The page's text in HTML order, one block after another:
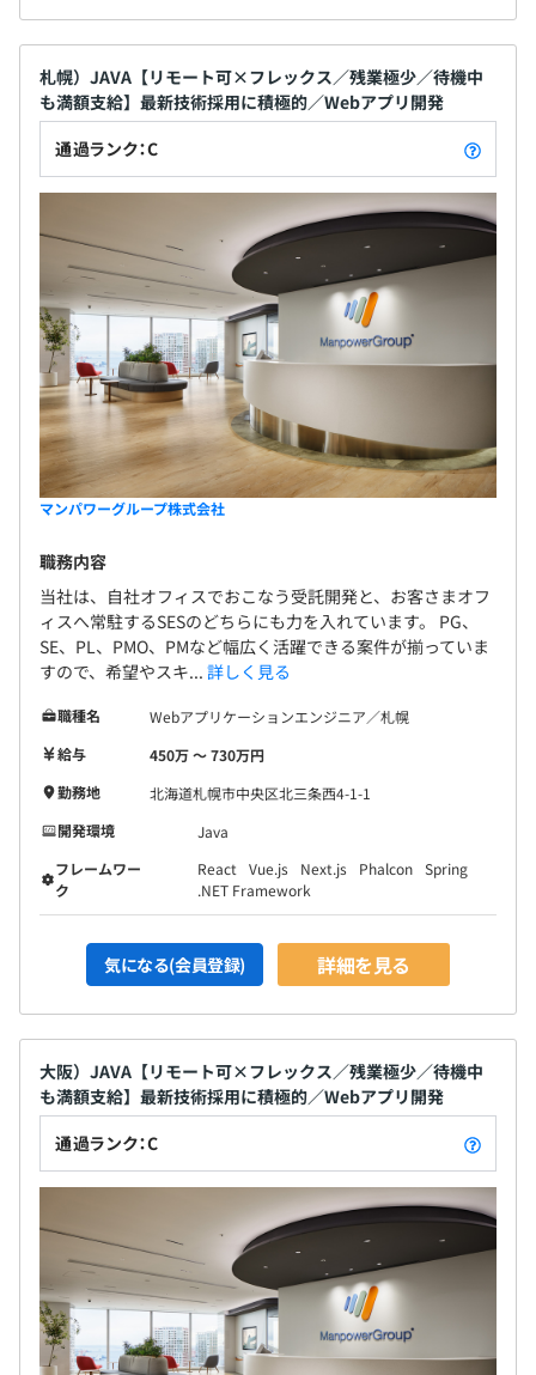
札幌）JAVA【リモート可×フレックス／残業極少／待機中
も満額支給】最新技術採用に積極的／Webアプリ開発
通過ランク：C
マンパワーグループ株式会社
職務内容
当社は、自社オフィスでおこなう受託開発と、お客さまオフ
ィスへ常駐するSESのどちらにも力を入れています。 PG、
SE、PL、PMO、PMなど幅広く活躍できる案件が揃っていま
すので、希望やスキ... 詳しく見る
職種名
Webアプリケーションエンジニア／札幌
給与
450万 〜 730万円
勤務地
北海道札幌市中央区北三条西4-1-1
開発環境
Java
フレームワー
ク
React Vue.js Next.js Phalcon Spring
.NET Framework
気になる(会員登録) 詳細を見る
大阪）JAVA【リモート可×フレックス／残業極少／待機中
も満額支給】最新技術採用に積極的／Webアプリ開発
通過ランク：C